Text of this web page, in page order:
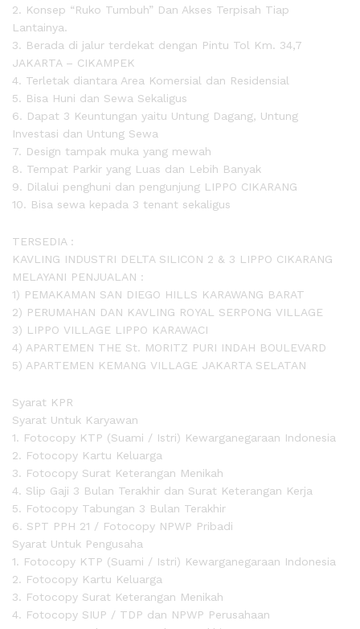
2. Konsep “Ruko Tumbuh” Dan Akses Terpisah Tiap
Lantainya.
3. Berada di jalur terdekat dengan Pintu Tol Km. 34,7
JAKARTA – CIKAMPEK
4. Terletak diantara Area Komersial dan Residensial
5. Bisa Huni dan Sewa Sekaligus
6. Dapat 3 Keuntungan yaitu Untung Dagang, Untung
Investasi dan Untung Sewa
7. Design tampak muka yang mewah
8. Tempat Parkir yang Luas dan Lebih Banyak
9. Dilalui penghuni dan pengunjung LIPPO CIKARANG
10. Bisa sewa kepada 3 tenant sekaligus
TERSEDIA :
KAVLING INDUSTRI DELTA SILICON 2 & 3 LIPPO CIKARANG
MELAYANI PENJUALAN :
1) PEMAKAMAN SAN DIEGO HILLS KARAWANG BARAT
2) PERUMAHAN DAN KAVLING ROYAL SERPONG VILLAGE
3) LIPPO VILLAGE LIPPO KARAWACI
4) APARTEMEN THE St. MORITZ PURI INDAH BOULEVARD
5) APARTEMEN KEMANG VILLAGE JAKARTA SELATAN
Syarat KPR
Syarat Untuk Karyawan
1. Fotocopy KTP (Suami / Istri) Kewarganegaraan Indonesia
2. Fotocopy Kartu Keluarga
3. Fotocopy Surat Keterangan Menikah
4. Slip Gaji 3 Bulan Terakhir dan Surat Keterangan Kerja
5. Fotocopy Tabungan 3 Bulan Terakhir
6. SPT PPH 21 / Fotocopy NPWP Pribadi
Syarat Untuk Pengusaha
1. Fotocopy KTP (Suami / Istri) Kewarganegaraan Indonesia
2. Fotocopy Kartu Keluarga
3. Fotocopy Surat Keterangan Menikah
4. Fotocopy SIUP / TDP dan NPWP Perusahaan